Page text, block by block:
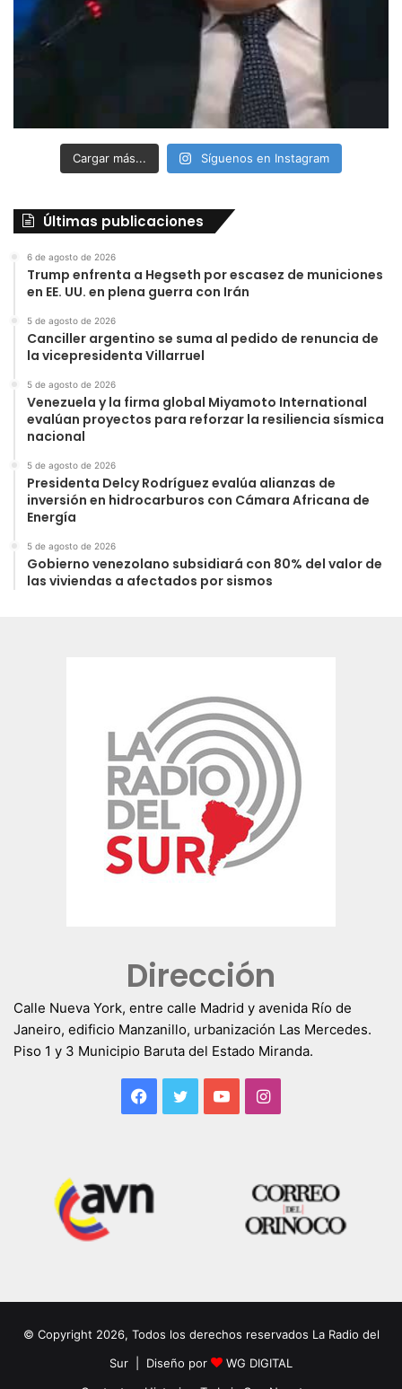
Cargar más... Síguenos en Instagram
Últimas publicaciones
6 de agosto de 2026
Trump enfrenta a Hegseth por escasez de municiones
en EE. UU. en plena guerra con Irán
5 de agosto de 2026
Canciller argentino se suma al pedido de renuncia de
la vicepresidenta Villarruel
5 de agosto de 2026
Venezuela y la firma global Miyamoto International
evalúan proyectos para reforzar la resiliencia sísmica
nacional
5 de agosto de 2026
Presidenta Delcy Rodríguez evalúa alianzas de
inversión en hidrocarburos con Cámara Africana de
Energía
5 de agosto de 2026
Gobierno venezolano subsidiará con 80% del valor de
las viviendas a afectados por sismos
Dirección
Calle Nueva York, entre calle Madrid y avenida Río de
Janeiro, edificio Manzanillo, urbanización Las Mercedes.
Piso 1 y 3 Municipio Baruta del Estado Miranda.
Facebook
TwitterYouTubeInstagram
© Copyright 2026, Todos los derechos reservados La Radio del
Sur | Diseño por
WG DIGITAL